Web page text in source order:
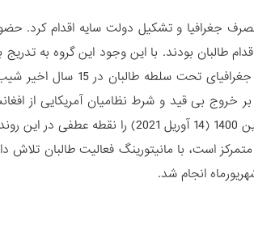
در سال 2005 به تدریج به تصرف جغرافیا و تشکیل دولت
طالبان بودند. با این وجود این گروه به
درآورد و سلطه خود را بر این
خروج بی قید و شرط نظامیان آمریکایی از
است، با مانیتورینگ فعالیت طالبان
انجام شد.